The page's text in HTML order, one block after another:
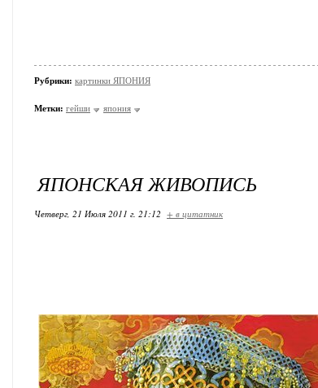
Рубрики: картинки ЯПОНИЯ
Метки: гейши япония
ЯПОНСКАЯ ЖИВОПИСЬ
Четверг, 21 Июля 2011 г. 21:12 + в цитатник